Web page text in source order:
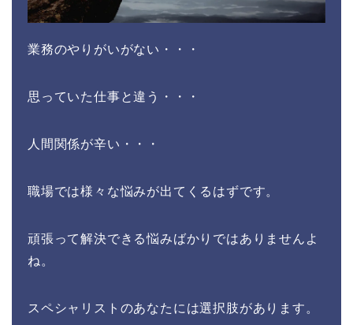
思っていた仕事と違う・・・
人間関係が辛い・・・
職場では様々な悩みが出てくるはずです。
頑張って解決できる悩みばかりではありませんよ
あなたに合った環境を探して下さい。